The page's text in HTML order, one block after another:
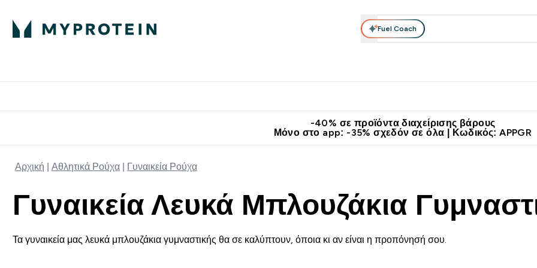
Fuel Coach
-40% σε προϊόντα διαχείρισης βάρους
Μόνο στο app: -35% σχεδόν σε όλα | Κωδικός: APPGR
Αρχική Αθλητικά Ρούχα Γυναικεία Ρούχα
Γυναικεία Λευκά Μπλουζάκια
Τα γυναικεία μας λευκά μπλουζάκια γυμναστικής θα σε καλύπτουν, όποια κι αν είναι η προπόνησή σου.